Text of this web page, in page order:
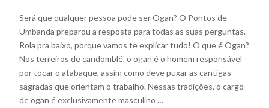
Será que qualquer pessoa pode ser Ogan? O Pontos de
Umbanda preparou a resposta para todas as suas perguntas.
Rola pra baixo, porque vamos te explicar tudo! O que é Ogan?
Nos terreiros de candomblé, o ogan é o homem responsável
por tocar o atabaque, assim como deve puxar as cantigas
sagradas que orientam o trabalho. Nessas tradições, o cargo
de ogan é exclusivamente masculino …